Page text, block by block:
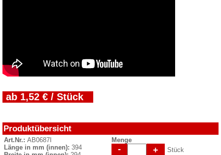
ab 1,52 € / Stück
Produktübersicht
Art.Nr.: AB0687I
Länge in mm (innen): 394
Menge
- + Stück